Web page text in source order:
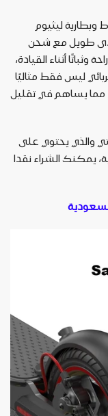
سبارك دايدو بمحرك بقوة 350 واط وبطارية ليثيوم
مدى طويل مع شحن
8.5 بوصة توفر راحة وثباتًا أثناء القيادة،
ليس فقط مثاليًا
مما يساهم في تقليل
والذي يحتوي على
يمكنك الشراء نقدا